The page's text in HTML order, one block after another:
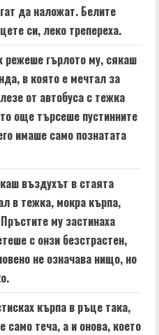
да наложат. Белите
си, леко трепереха.
режеше гърлото му, сякаш
в която е мечтал за
от автобуса с тежка
още търсеше пустинните
имаше само познатата
въздухът в стаята
в тежка, мокра кърпа,
му застинаха
с онзи безстрастен,
не означава нищо, но
кърпа в ръце така,
теча, а и онова, което